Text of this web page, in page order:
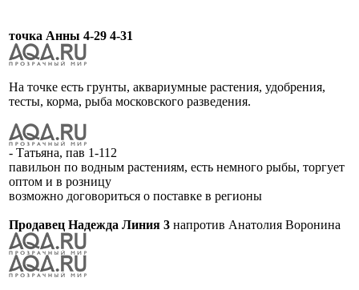
точка Анны 4-29 4-31
На точке есть грунты, аквариумные растения, удобрения,
тесты, корма, рыба московского разведения.
- Татьяна, пав 1-112
павильон по водным растениям, есть немного рыбы, торгует
оптом и в розницу
возможно договориться о поставке в регионы
Продавец Надежда Линия 3 напротив Анатолия Воронина